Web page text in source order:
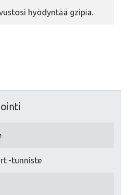
hyödyntää gzipia.
-tunniste